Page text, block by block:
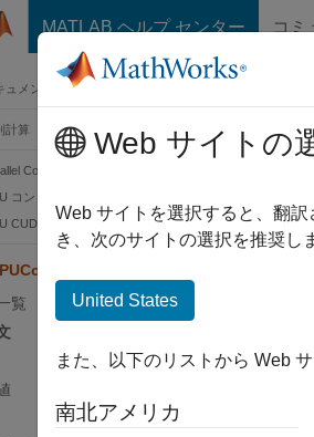
MATLAB ヘルプ センター コミ
ュメンテーションのホーム
計算
Computing Toolbox
コンピューティング
CUDA および MEX プログラミング
(C)
覧
Web サイトの
Web サイトを選択すると、翻
き、次のサイトの選択を推奨し
United States
また、以下のリストから Web
南北アメリカ